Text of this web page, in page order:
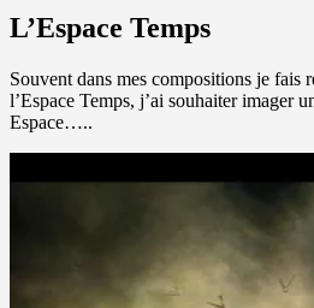
L’Espace Temps
Souvent dans mes compositions je fais
l’Espace Temps, j’ai souhaiter imager
Espace…..